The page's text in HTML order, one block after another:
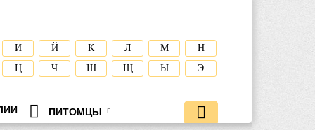
И Й К Л М
Н
Ц
Ч Ш Щ Ы Э
ПИТОМЦЫ